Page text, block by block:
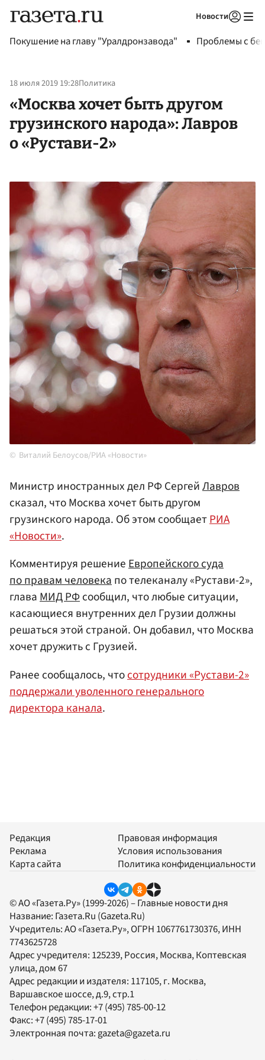
Новости
Покушение на главу "Уралдронзавода" Проблемы с
18 июля 2019 19:28Политика
«Москва хочет быть другом
грузинского народа»: Лавров
о «Рустави-2»
Виталий Белоусов/РИА «Новости»
Министр иностранных дел РФ СергейЛавров
сказал, что Москва хочет быть другом
грузинского народа. Об этом сообщаетРИА
«Новости».
Комментируя решениеЕвропейского суда
по правам человекапо телеканалу «Рустави-2»,
главаМИД РФсообщил, что любые ситуации,
касающиеся внутренних дел Грузии должны
решаться этой страной. Он добавил, что Москва
хочет дружить с Грузией.
Ранее сообщалось, чтосотрудники «Рустави-2»
поддержали уволенного генерального
директора канала.
Редакция
Реклама
Карта сайта
Правовая информация
Условия использования
Политика конфиденциальности
© АО «Газета.Ру» (1999-2026) – Главные новости дня
Название: Газета.Ru (Gazeta.Ru)
Учредитель:АО «Газета.Ру», ОГРН 1067761730376, ИНН
7743625728
Адрес учредителя: 125239, Россия, Москва, Коптевская
улица, дом 67
Адрес редакции и издателя: 117105, г. Москва,
Варшавское шоссе, д.9, стр.1
Телефон редакции:+7 (495) 785-00-12
Факс:+7 (495) 785-17-01
Электронная почта:gazeta@gazeta.ru